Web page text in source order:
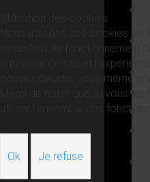
Utilisation des cookies
Nous utilisons des cookies
essentiels au fonctionnement
améliorer ce site et
pouvez décider vous-même
Merci de noter que, si vous
utiliser l’ensemble des
Ok Je refuse